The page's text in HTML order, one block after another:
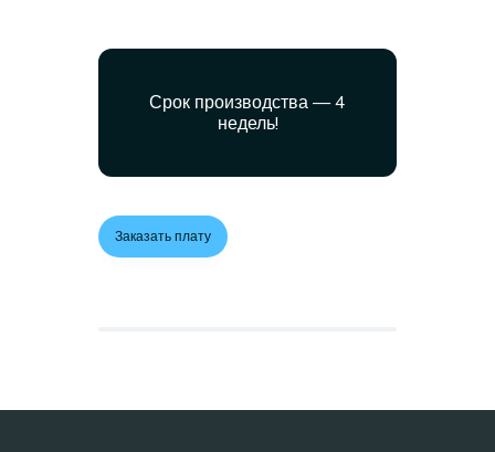
Срок производства — 4
недель!
Заказать плату